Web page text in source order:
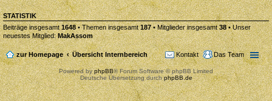
STATISTIK
Beiträge insgesamt1648• Themen insgesamt187• Mitglieder insgesamt38• Unser
neuestes Mitglied:MakAssom
zur Homepage Übersicht Internbereich Das Team
Kontakt
Powered byphpBB® Forum Software © phpBB Limited
Deutsche Übersetzung durchphpBB.de